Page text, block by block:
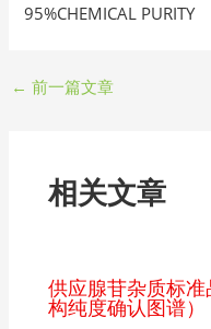
95%CHEMICAL PURITY
← 前一篇文章
相关文章
供应腺苷杂质标准
构纯度确认图谱）